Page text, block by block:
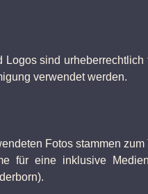
Logos sind
verwendet werden.
Fotos stammen
für eine inklusive